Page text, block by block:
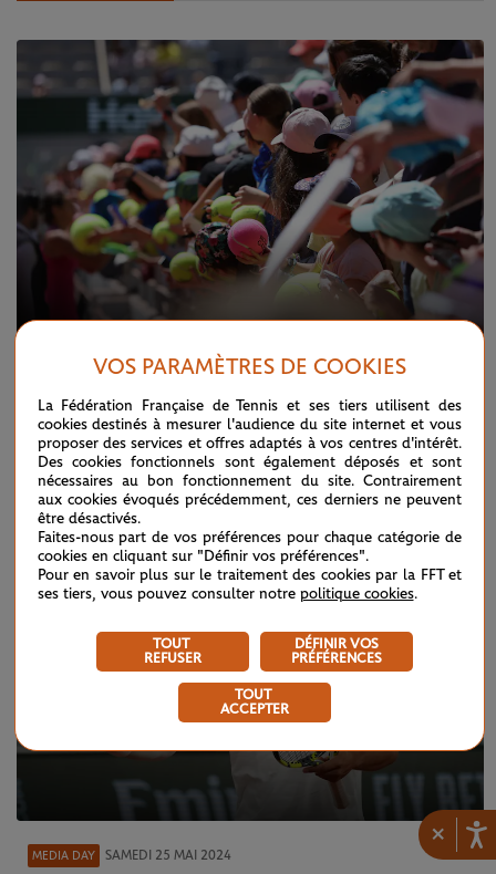
×
Samedi 25 mai : le programme de la journée
Yannick Noah
MEDIA DAY SAMEDI 25 MAI 2024
VOS PARAMÈTRES DE COOKIES
La Fédération Française de Tennis et ses tiers utilisent des
cookies destinés à mesurer l'audience du site internet et vous
proposer des services et offres adaptés à vos centres d'intérêt.
Des cookies fonctionnels sont également déposés et sont
nécessaires au bon fonctionnement du site. Contrairement
aux cookies évoqués précédemment, ces derniers ne peuvent
être désactivés.
Faites-nous part de vos préférences pour chaque catégorie de
cookies en cliquant sur "Définir vos préférences".
Pour en savoir plus sur le traitement des cookies par la FFT et
ses tiers, vous pouvez consulter notre politique cookies.
TOUT
REFUSER
DÉFINIR VOS
PRÉFÉRENCES
TOUT
ACCEPTER